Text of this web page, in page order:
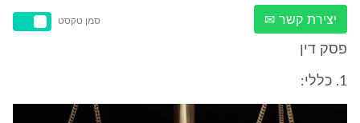
יצירת קשר ✉ סמן טקסט
פסק דין
1. כללי: